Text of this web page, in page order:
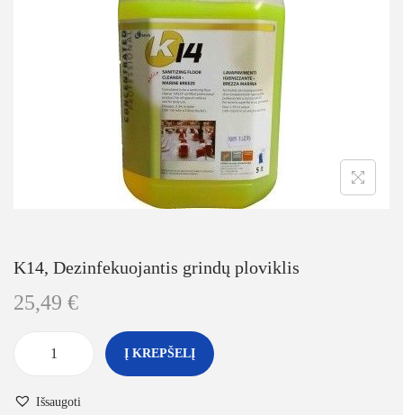
K14, Dezinfekuojantis grindų ploviklis
25,49 €
Į KREPŠELĮ
Išsaugoti